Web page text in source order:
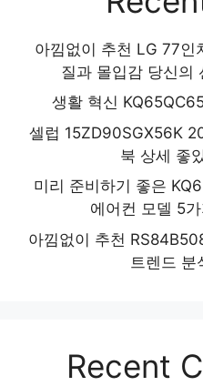
아낌없이 추천 LG 77인
질과 몰입감 당신의
생활 혁신
셀럽 15ZD90SGX56K
북 상세 좋
미리 준비하기 좋은
에어컨 모델 5
아낌없이 추천
트렌드 분
Recent